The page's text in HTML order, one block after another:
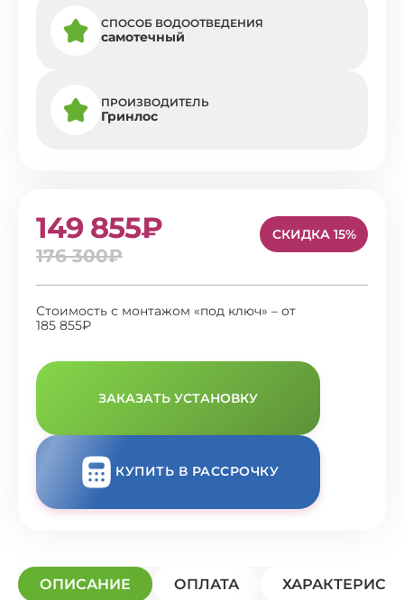
СПОСОБ ВОДООТВЕДЕНИЯ
самотечный
ПРОИЗВОДИТЕЛЬ
Гринлос
149 855₽
176 300₽
СКИДКА 15%
Стоимость с монтажом «под ключ» – от
185 855₽
ЗАКАЗАТЬ УСТАНОВКУ
КУПИТЬ В РАССРОЧКУ
ОПИСАНИЕ ОПЛАТА